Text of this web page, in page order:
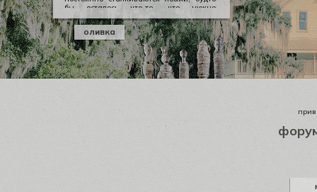
бы осталось что-то, что нужно
произнести вслух, выкричать, выскулить
болезненным визгом, чтобы не
тревожило никогда не заживающей
раной. но оливии нечего сказать
джеральду, а джеральду просто
плевать.
оливка